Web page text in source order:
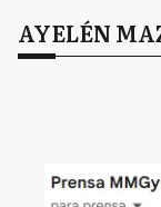
AYELÉN